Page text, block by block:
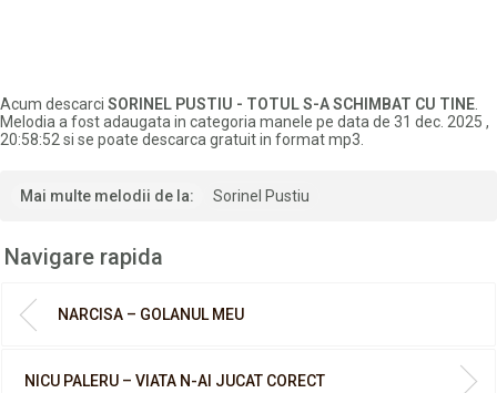
Acum descarci SORINEL PUSTIU - TOTUL S-A SCHIMBAT CU TINE
Melodia a fost adaugata in categoria manele pe data de 31 dec. 2025 ,
20:58:52 si se poate descarca gratuit in format mp3.
Mai multe melodii de la: Sorinel Pustiu
Navigare rapida
NARCISA – GOLANUL MEU
NICU PALERU – VIATA N-AI JUCAT CORECT